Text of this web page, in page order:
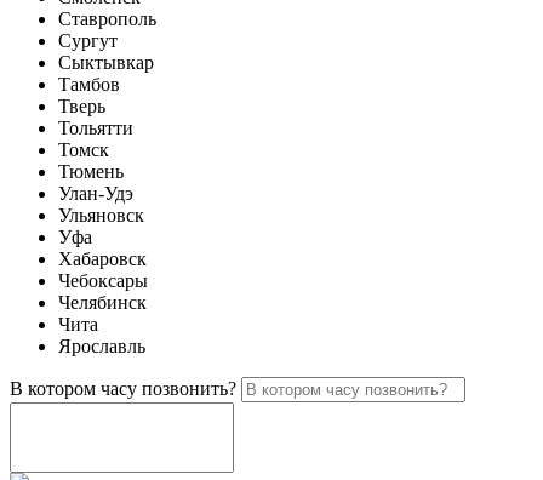
Ставрополь
Сургут
Сыктывкар
Тамбов
Тверь
Тольятти
Томск
Тюмень
Улан-Удэ
Ульяновск
Уфа
Хабаровск
Чебоксары
Челябинск
Чита
Ярославль
В котором часу позвонить?